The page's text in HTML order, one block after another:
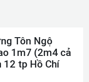
Tôn Ngộ
1m7 (2m4 cả
12 tp Hồ Chí